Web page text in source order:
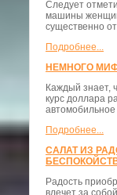
Следует
машины
существенно
Подробнее...
НЕМНОГО
Каждый знает,
курс доллара
Подробнее...
САЛАТ ИЗ
Радость
влечет за